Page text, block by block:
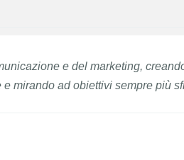
e del marketing,
mirando ad obiettivi sempre più